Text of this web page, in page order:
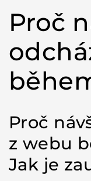
Proč
Proč
z webu
Jak je